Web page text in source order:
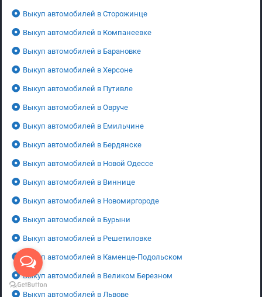
Выкуп автомобилей в Сторожинце
Выкуп автомобилей в Компанеевке
Выкуп автомобилей в Барановке
Выкуп автомобилей в Херсоне
Выкуп автомобилей в Путивле
Выкуп автомобилей в Овруче
Выкуп автомобилей в Емильчине
Выкуп автомобилей в Бердянске
Выкуп автомобилей в Новой Одессе
Выкуп автомобилей в Виннице
Выкуп автомобилей в Новомиргороде
Выкуп автомобилей в Бурыни
Выкуп автомобилей в Решетиловке
Выкуп автомобилей в Каменце-Подольском
Выкуп автомобилей в Великом Березном
Выкуп автомобилей в Львове